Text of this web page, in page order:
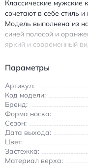
Классические мужские
сочетают в себе стиль
Модель выполнена из
синей полосой и
яркий и современный
городского стиля.
анатомическая стелька
дня. Круглый носок и
зафиксировать обувь
благодаря
материалам. Идеальный
классики и
1 Low кроссовки белые
кожи с резиновой
Параметры
Артикул:
Код модели:
Бренд:
Форма носка:
Сезон:
Дата выхода:
Цвет:
Застежка:
Материал верха: